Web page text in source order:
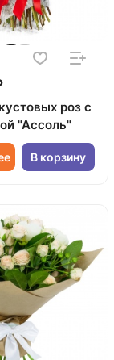
роз с
"Ассоль"
В корзину